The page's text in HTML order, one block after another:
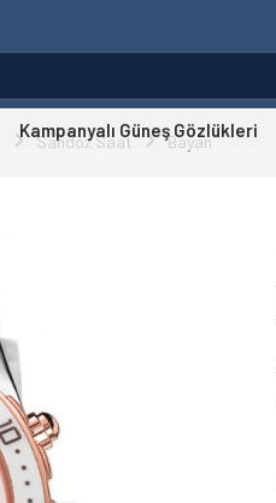
Kampanyalı Güneş Gözlükleri
Sandoz Saat Bayan